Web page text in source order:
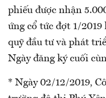
phiếu được nhận
ứng cổ tức đợt 1/2019
quỹ đầu tư và phát
Ngày đăng ký cuối
* Ngày 02/12/2019,